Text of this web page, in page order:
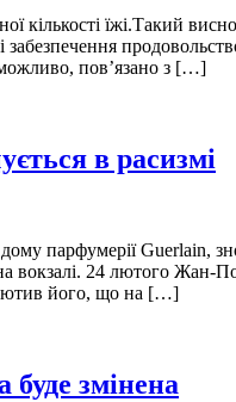
їжі.Такий
пов’язано з […]
в расизмі
парфумерії Guerlain,
вокзалі. 24 лютого
його, що на […]
буде змінена